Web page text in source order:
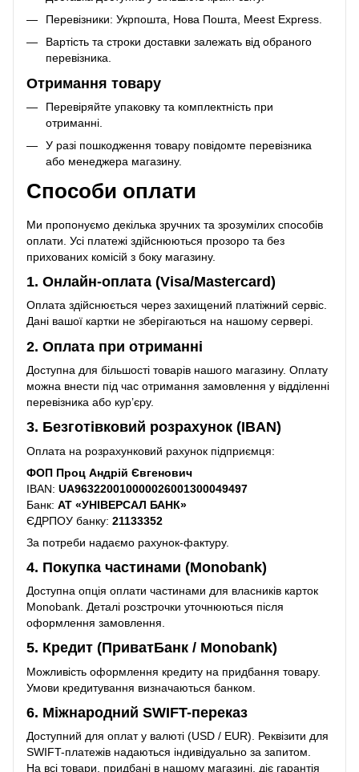
Перевізники: Укрпошта, Нова Пошта, Meest Express.
Вартість та строки доставки залежать від обраного
перевізника.
Отримання товару
Перевіряйте упаковку та комплектність при
отриманні.
У разі пошкодження товару повідомте перевізника
або менеджера магазину.
Способи оплати
Ми пропонуємо декілька зручних та зрозумілих способів
оплати. Усі платежі здійснюються прозоро та без
прихованих комісій з боку магазину.
1. Онлайн-оплата (Visa/Mastercard)
Оплата здійснюється через захищений платіжний сервіс.
Дані вашої картки не зберігаються на нашому сервері.
2. Оплата при отриманні
Доступна для більшості товарів нашого магазину. Оплату
можна внести під час отримання замовлення у відділенні
перевізника або кур’єру.
3. Безготівковий розрахунок (IBAN)
Оплата на розрахунковий рахунок підприємця:
ФОП Проц Андрій Євгенович
IBAN: UA963220010000026001300049497
Банк: АТ «УНІВЕРСАЛ БАНК»
ЄДРПОУ банку: 21133352
За потреби надаємо рахунок-фактуру.
4. Покупка частинами (Monobank)
Доступна опція оплати частинами для власників карток
Monobank. Деталі розстрочки уточнюються після
оформлення замовлення.
5. Кредит (ПриватБанк / Monobank)
Можливість оформлення кредиту на придбання товару.
Умови кредитування визначаються банком.
6. Міжнародний SWIFT-переказ
Доступний для оплат у валюті (USD / EUR). Реквізити для
SWIFT-платежів надаються індивідуально за запитом.
На всі товари, придбані в нашому магазині, діє гарантія